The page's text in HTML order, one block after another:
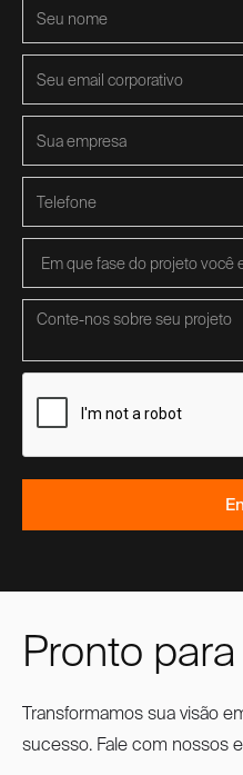
Pronto
Transformamos sua visão
sucesso. Fale com nossos